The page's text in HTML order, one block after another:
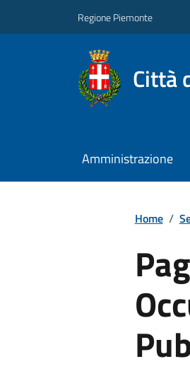
Regione Piemonte
Città
Amministrazione
Home /